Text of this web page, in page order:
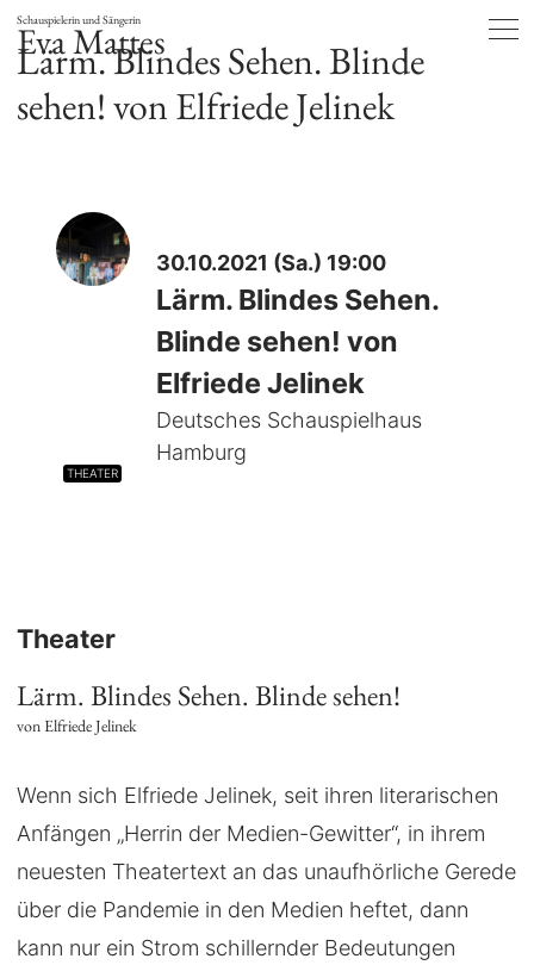
Schauspielerin und Sängerin
Eva Mattes
Lärm. Blindes Sehen. Blinde
sehen! von Elfriede Jelinek
THEATER
30.10.2021 (Sa.) 19:00
Lärm. Blindes Sehen.
Blinde sehen! von
Elfriede Jelinek
Deutsches Schauspielhaus
Hamburg
Theater
Lärm. Blindes Sehen. Blinde sehen!
von Elfriede Jelinek
Wenn sich Elfriede Jelinek, seit ihren literarischen
Anfängen „Herrin der Medien-Gewitter“, in ihrem
neuesten Theatertext an das unaufhörliche Gerede
über die Pandemie in den Medien heftet, dann
kann nur ein Strom schillernder Bedeutungen